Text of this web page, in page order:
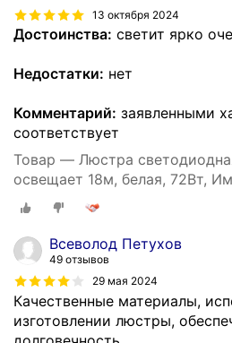
13 октября 2024
Достоинства: светит ярко
Недостатки: нет
Комментарий: заявленными
соответствует
Товар — Люстра
освещает 18м, белая, 72Вт,
Всеволод Петухов
49 отзывов
29 мая 2024
Качественные материалы,
изготовлении люстры,